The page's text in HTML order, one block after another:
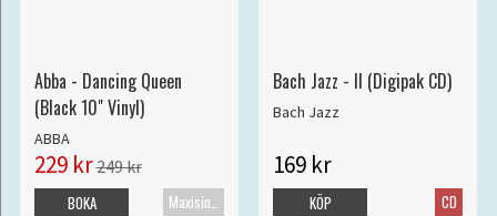
Abba - Dancing Queen
(Black 10" Vinyl)
ABBA
229 kr249 kr
Maxisingel
BOKA
Bach Jazz - II (Digipak CD)
Bach Jazz
169 kr
CD
KÖP